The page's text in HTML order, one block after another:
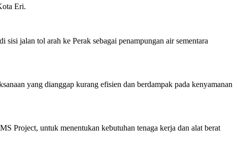
Eri.
jalan tol arah ke Perak sebagai penampungan air sementara
yang dianggap kurang efisien dan berdampak pada kenyamanan
Project, untuk menentukan kebutuhan tenaga kerja dan alat berat